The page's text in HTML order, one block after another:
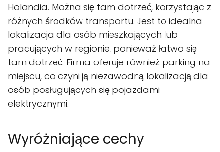
Holandia. Można się tam dotrzeć, korzystając z
różnych środków transportu. Jest to idealna
lokalizacja dla osób mieszkających lub
pracujących w regionie, ponieważ łatwo się
tam dotrzeć. Firma oferuje również parking na
miejscu, co czyni ją niezawodną lokalizacją dla
osób posługujących się pojazdami
elektrycznymi.
Wyróżniające cechy